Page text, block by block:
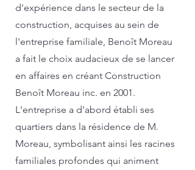
d'expérience dans le secteur de la
construction, acquises au sein de
l'entreprise familiale, Benoît Moreau
a fait le choix audacieux de se lancer
en affaires en créant Construction
Benoît Moreau inc. en 2001.
L'entreprise a d'abord établi ses
quartiers dans la résidence de M.
Moreau, symbolisant ainsi les racines
familiales profondes qui animent